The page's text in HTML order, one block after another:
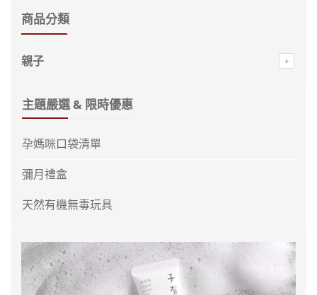
商品分類
親子
主題嚴選 & 限時優惠
孕媽咪口袋清單
彌月禮盒
天然有機無毒玩具